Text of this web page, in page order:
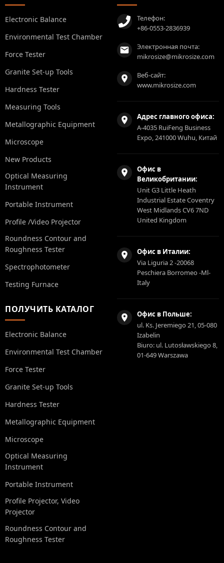
Electronic Balance
Environmental Test Chamber
Force Tester
Granite Set-up Tools
Hardness Tester
Measuring Tools
Metallographic Equipment
Microscope
New Products
Optical Measuring
Instrument
Portable Instrument
Profile /Video Projector
Roundness Contour and
Roughness Tester
Spectrophotometer
Testing Furnace
ПОЛУЧИТЬ КАТАЛОГ
Electronic Balance
Environmental Test Chamber
Force Tester
Granite Set-up Tools
Hardness Tester
Metallographic Equipment
Microscope
Optical Measuring
Instrument
Portable Instrument
Profile Projector, Video
Projector
Roundness Contour and
Roughness Tester
Телефон:
+86-0553-2836939
Электронная почта:
mikrosize@mikrosize.com
Веб-сайт:
www.mikrosize.com
Адрес главного офиса:
A-4035 RuiFeng Business
Expo, 241000 Wuhu, Китай
Офис в
Великобритании:
Unit G3 Little Heath
Industrial Estate Coventry
West Midlands CV6 7ND
United Kingdom
Офис в Италии:
Via Liguria 2 -20068
Peschiera Borromeo -Ml-
Italy
Офис в Польше:
ul. Ks. Jeremiego 21, 05-080
Izabelin
Biuro: ul. Lutosławskiego 8,
01-649 Warszawa